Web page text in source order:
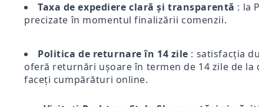
Taxa de expediere clară și transparentă : la
precizate în momentul finalizării comenzii.
Politica de returnare în 14 zile : satisfacția
oferă returnări ușoare în termen de 14 zile de
faceți cumpărături online.